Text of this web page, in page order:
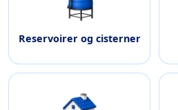
Reservoirer og cisterner